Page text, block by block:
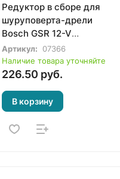
Редуктор в сборе для
шуруповерта-дрели
Bosch GSR 12-V
(0601916520,
2606200940)
Артикул:
07366
Наличие товара уточняйте
226.50 руб.
В корзину